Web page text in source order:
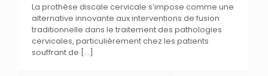
La prothèse discale cervicale s’impose comme une
alternative innovante aux interventions de fusion
traditionnelle dans le traitement des pathologies
cervicales, particulièrement chez les patients
souffrant de […]